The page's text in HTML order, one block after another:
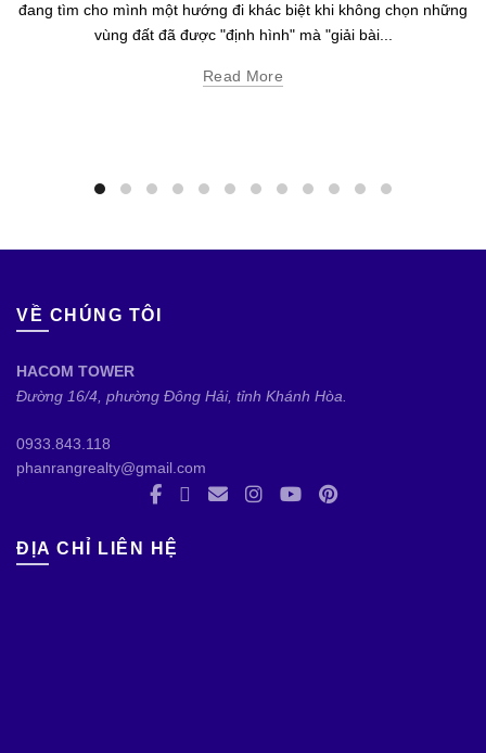
đang tìm cho mình một hướng đi khác biệt khi không chọn những
vùng đất đã được "định hình" mà "giải bài...
Read More
VỀ CHÚNG TÔI
HACOM TOWER
Đường 16/4, phường Đông Hải, tỉnh Khánh Hòa.
0933.843.118
phanrangrealty@gmail.com
ĐỊA CHỈ LIÊN HỆ